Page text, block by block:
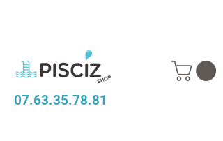
07.63.35.78.81